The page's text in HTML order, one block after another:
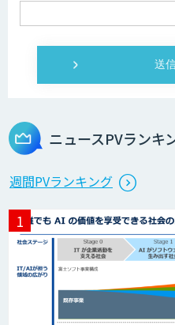
ニュースPVランキ
週間PVランキング